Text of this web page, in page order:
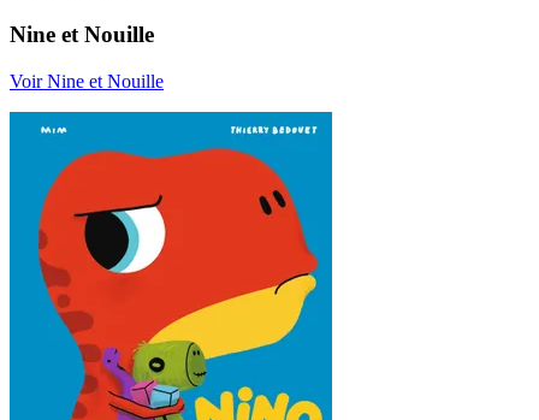
Nine et Nouille
Voir Nine et Nouille